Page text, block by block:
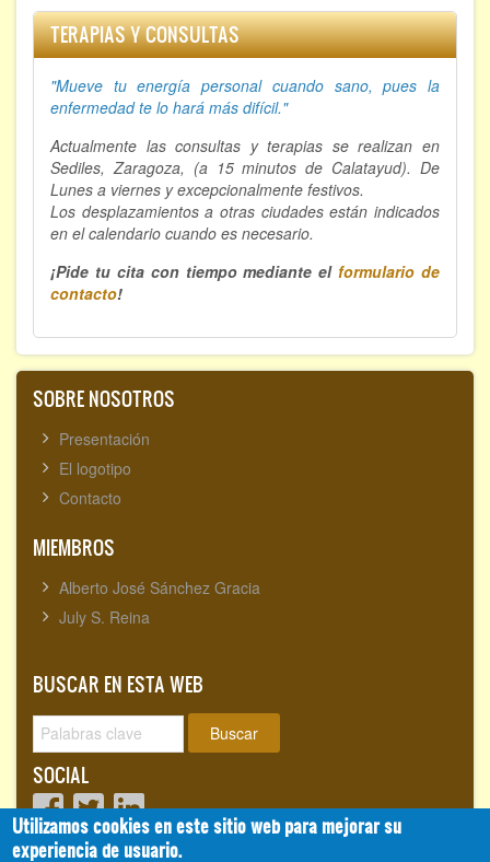
TERAPIAS Y CONSULTAS
"Mueve tu energía personal cuando sano, pues la
enfermedad te lo hará más difícil."
Actualmente las consultas y terapias se realizan en
Sediles, Zaragoza, (a 15 minutos de Calatayud). De
Lunes a viernes y excepcionalmente festivos.
Los desplazamientos a otras ciudades están indicados
en el calendario cuando es necesario.
¡Pide tu cita con tiempo mediante el formulario de
contacto!
SOBRE NOSOTROS
Presentación
El logotipo
Contacto
MIEMBROS
Alberto José Sánchez Gracia
July S. Reina
BUSCAR EN ESTA WEB
Buscar
SOCIAL
Utilizamos cookies en este sitio web para mejorar su
experiencia de usuario.